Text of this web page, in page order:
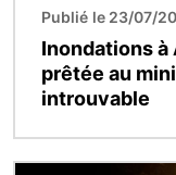
Publié le 23/07/
Inondations à
prêtée au
introuvable